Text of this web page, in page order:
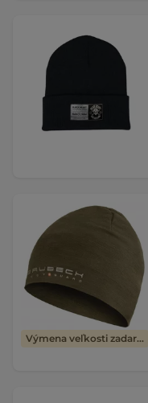
Výmena veľkosti zadarmo